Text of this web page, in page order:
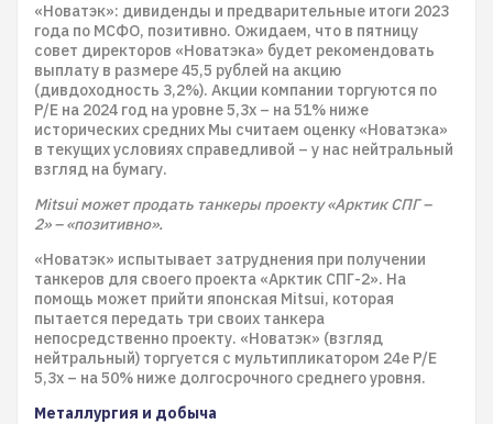
«Новатэк»: дивиденды и предварительные итоги 2023
года по МСФО, позитивно. Ожидаем, что в пятницу
совет директоров «Новатэка» будет рекомендовать
выплату в размере 45,5 рублей на акцию
(дивдоходность 3,2%). Акции компании торгуются по
P/E на 2024 год на уровне 5,3x – на 51% ниже
исторических средних Мы считаем оценку «Новатэка»
в текущих условиях справедливой – у нас нейтральный
взгляд на бумагу.
Mitsui может продать танкеры проекту «Арктик СПГ –
2» – «позитивно».
«Новатэк» испытывает затруднения при получении
танкеров для своего проекта «Арктик СПГ-2». На
помощь может прийти японская Mitsui, которая
пытается передать три своих танкера
непосредственно проекту. «Новатэк» (взгляд
нейтральный) торгуется с мультипликатором 24е P/E
5,3x – на 50% ниже долгосрочного среднего уровня.
Металлургия и добыча